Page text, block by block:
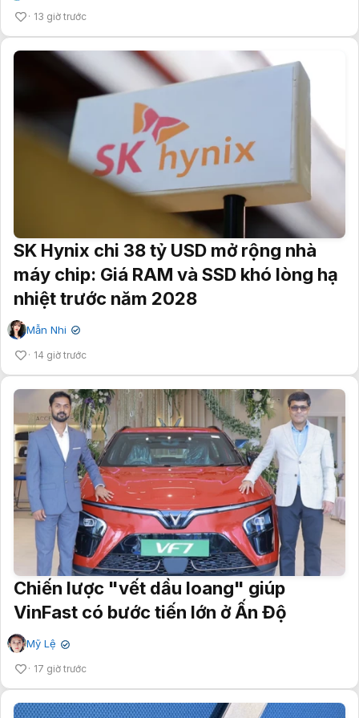
13 giờ trước
SK Hynix chi 38 tỷ USD mở rộng nhà
máy chip: Giá RAM và SSD khó lòng hạ
nhiệt trước năm 2028
Mẫn Nhi ✔
14 giờ trước
Chiến lược "vết dầu loang" giúp
VinFast có bước tiến lớn ở Ấn Độ
Mỹ Lệ ✔
17 giờ trước